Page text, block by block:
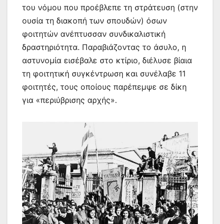
του νόμου που προέβλεπε τη στράτευση (στην
ουσία τη διακοπή των σπουδών) όσων
φοιτητών ανέπτυσσαν συνδικαλιστική
δραστηριότητα. Παραβιάζοντας το άσυλο, η
αστυνομία εισέβαλε στο κτίριο, διέλυσε βίαια
τη φοιτητική συγκέντρωση και συνέλαβε 11
φοιτητές, τους οποίους παρέπεμψε σε δίκη
για «περιύβρισης αρχής».